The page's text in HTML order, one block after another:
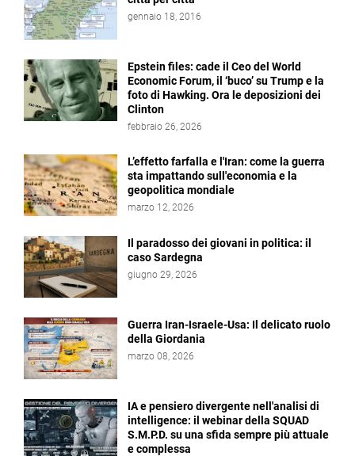
gennaio 18, 2016
Epstein files: cade il Ceo del World
Economic Forum, il ‘buco’ su Trump e la
foto di Hawking. Ora le deposizioni dei
Clinton
febbraio 26, 2026
L’effetto farfalla e l'Iran: come la guerra
sta impattando sull'economia e la
geopolitica mondiale
marzo 12, 2026
Il paradosso dei giovani in politica: il
caso Sardegna
giugno 29, 2026
Guerra Iran-Israele-Usa: Il delicato ruolo
della Giordania
marzo 08, 2026
IA e pensiero divergente nell'analisi di
intelligence: il webinar della SQUAD
S.M.P.D. su una sfida sempre più attuale
e complessa